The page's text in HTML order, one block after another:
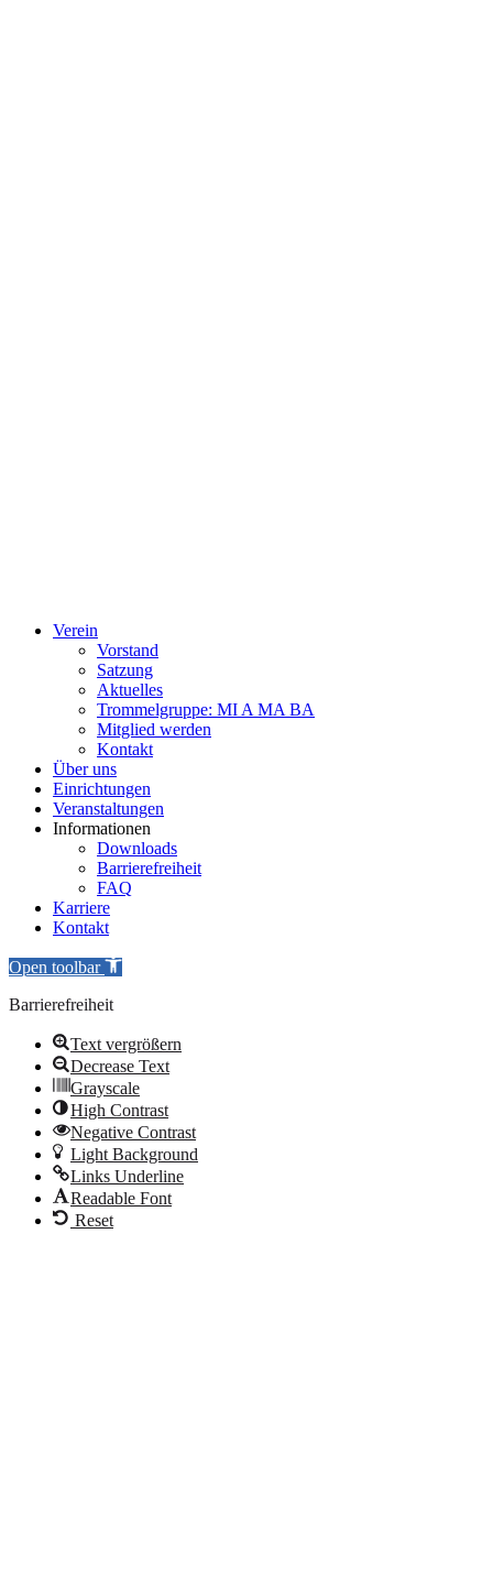
Verein
Vorstand
Satzung
Aktuelles
Trommelgruppe: MI A MA BA
Mitglied werden
Kontakt
Über uns
Einrichtungen
Veranstaltungen
Informationen
Downloads
Barrierefreiheit
FAQ
Karriere
Kontakt
Open toolbar
Barrierefreiheit
Text vergrößern
Decrease Text
Grayscale
High Contrast
Negative Contrast
Light Background
Links Underline
Readable Font
Reset